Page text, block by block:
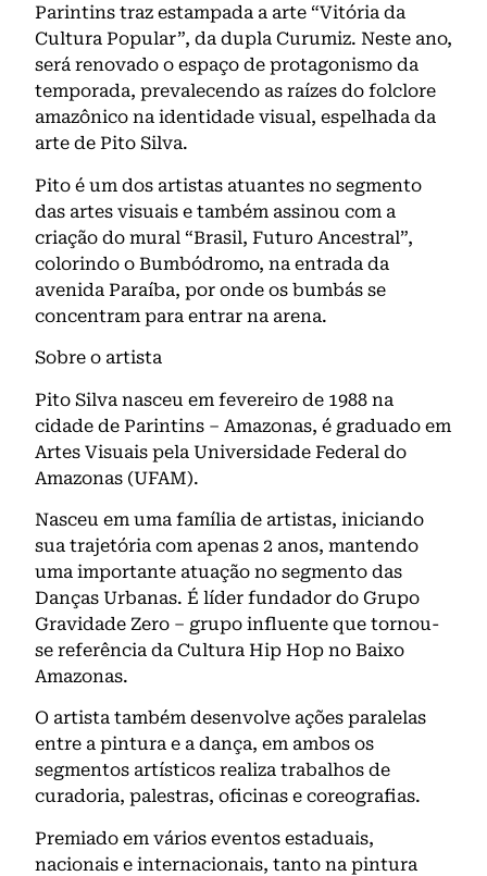
Parintins traz estampada a arte “Vitória da
Cultura Popular”, da dupla Curumiz. Neste ano,
será renovado o espaço de protagonismo da
temporada, prevalecendo as raízes do folclore
amazônico na identidade visual, espelhada da
arte de Pito Silva.
Pito é um dos artistas atuantes no segmento
das artes visuais e também assinou com a
criação do mural “Brasil, Futuro Ancestral”,
colorindo o Bumbódromo, na entrada da
avenida Paraíba, por onde os bumbás se
concentram para entrar na arena.
Sobre o artista
Pito Silva nasceu em fevereiro de 1988 na
cidade de Parintins – Amazonas, é graduado em
Artes Visuais pela Universidade Federal do
Amazonas (UFAM).
Nasceu em uma família de artistas, iniciando
sua trajetória com apenas 2 anos, mantendo
uma importante atuação no segmento das
Danças Urbanas. É líder fundador do Grupo
Gravidade Zero – grupo influente que tornou-
se referência da Cultura Hip Hop no Baixo
Amazonas.
O artista também desenvolve ações paralelas
entre a pintura e a dança, em ambos os
segmentos artísticos realiza trabalhos de
curadoria, palestras, oficinas e coreografias.
Premiado em vários eventos estaduais,
nacionais e internacionais, tanto na pintura